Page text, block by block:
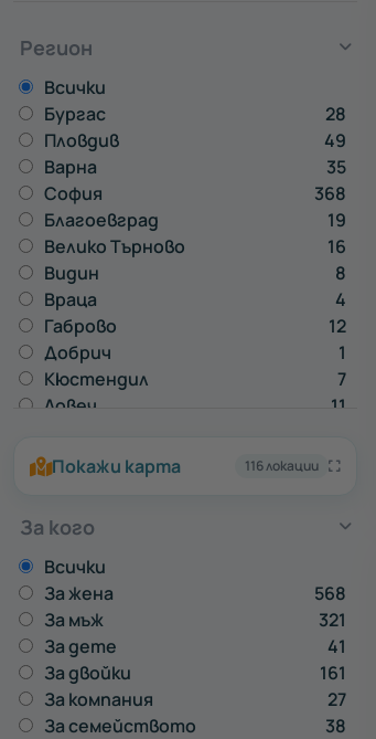
Регион
Всички
Бургас
28
Пловдив
49
Варна
35
София
368
Благоевград
19
Велико Търново
16
Видин
8
Враца
4
Габрово
12
Добрич
1
Кюстендил
7
Ловеч
11
Пазарджик
6
Разград
Русе
Силистра
1
Сливен
2
Смолян
3
Стара Загора
16
Търговище
2
Шумен
1
Покажи карта 116 локации
За кого
Всички
За жена
568
За мъж
321
За дете
41
За двойки
161
За компания
27
За семейството
38